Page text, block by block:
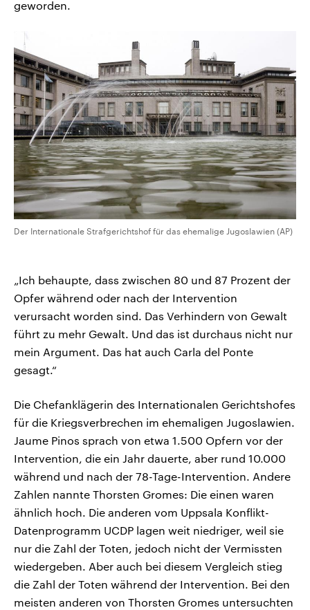
geworden.
Der Internationale Strafgerichtshof für das ehemalige Jugoslawien (AP)
„Ich behaupte, dass zwischen 80 und 87 Prozent der
Opfer während oder nach der Intervention
verursacht worden sind. Das Verhindern von Gewalt
führt zu mehr Gewalt. Und das ist durchaus nicht nur
mein Argument. Das hat auch Carla del Ponte
gesagt.“
Die Chefanklägerin des Internationalen Gerichtshofes
für die Kriegsverbrechen im ehemaligen Jugoslawien.
Jaume Pinos sprach von etwa 1.500 Opfern vor der
Intervention, die ein Jahr dauerte, aber rund 10.000
während und nach der 78-Tage-Intervention. Andere
Zahlen nannte Thorsten Gromes: Die einen waren
ähnlich hoch. Die anderen vom Uppsala Konflikt-
Datenprogramm UCDP lagen weit niedriger, weil sie
nur die Zahl der Toten, jedoch nicht der Vermissten
wiedergeben. Aber auch bei diesem Vergleich stieg
die Zahl der Toten während der Intervention. Bei den
meisten anderen von Thorsten Gromes untersuchten